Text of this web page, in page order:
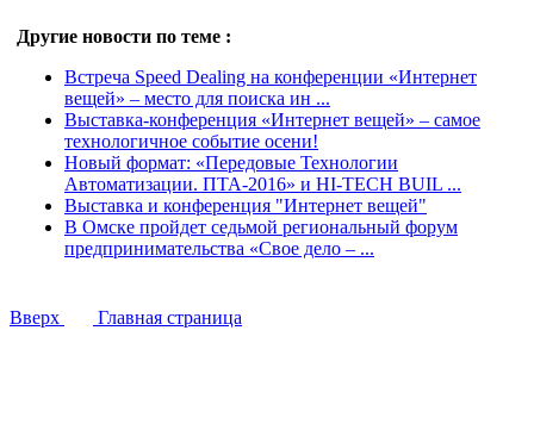
Другие новости по теме :
Встреча Speed Dealing на конференции «Интернет
вещей» – место для поиска ин ...
Выставка-конференция «Интернет вещей» – самое
технологичное событие осени!
Новый формат: «Передовые Технологии
Автоматизации. ПТА-2016» и HI-TECH BUIL ...
Выставка и конференция "Интернет вещей"
В Омске пройдет седьмой региональный форум
предпринимательства «Свое дело – ...
Вверх Главная страница